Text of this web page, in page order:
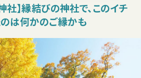
社】縁結びの神社で、このイチ
は何かのご縁かも